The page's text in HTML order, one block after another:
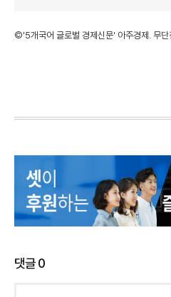
©'5개국어 글로벌 경제신문' 아주경제. 무단
댓글0